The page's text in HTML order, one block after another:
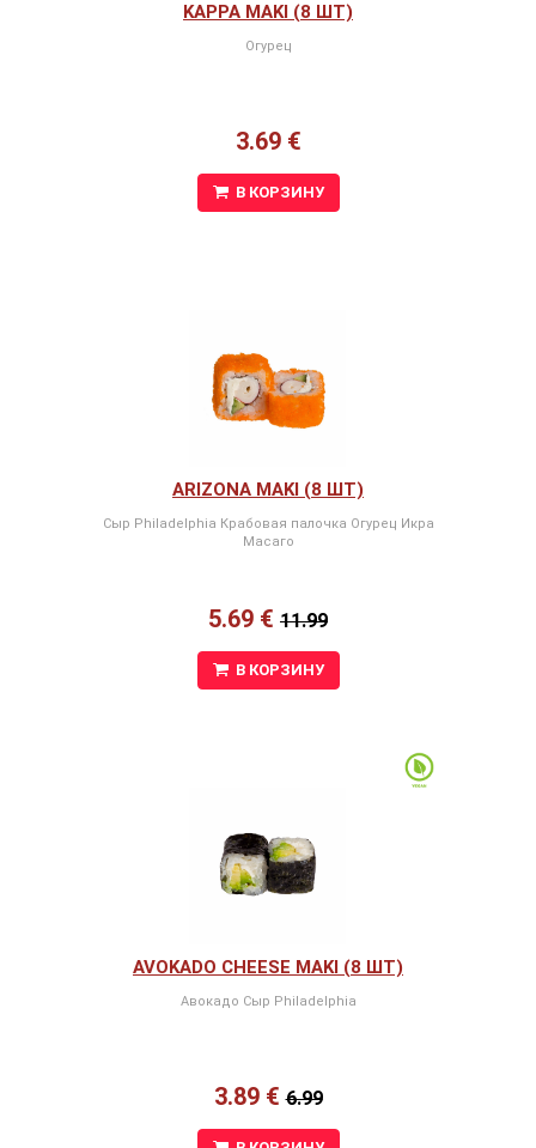
KAPPA MAKI (8 ШТ)
Огурец
3.69 €
В КОРЗИНУ
ARIZONA MAKI (8 ШТ)
Сыр Philadelphia Крабовая палочка Огурец Икра
Масаго
5.69 € 11.99
В КОРЗИНУ
AVOKADO CHEESE MAKI (8 ШТ)
Авокадо Сыр Philadelphia
3.89 €6.99